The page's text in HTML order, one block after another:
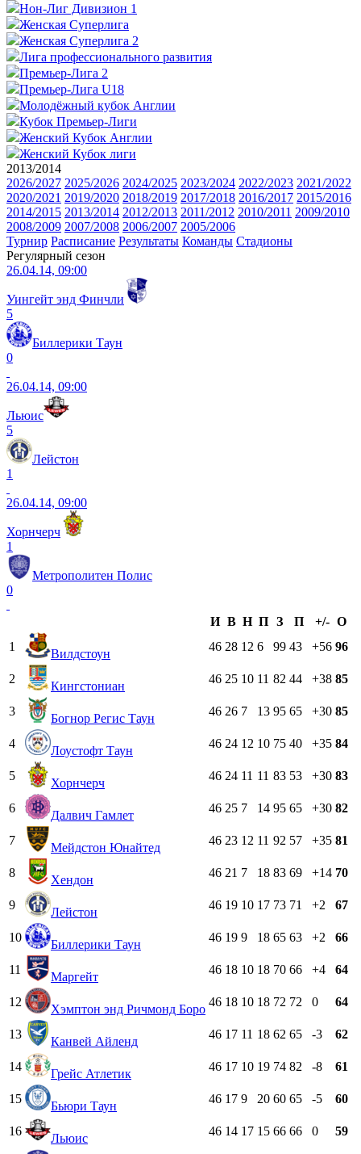
Нон-Лиг Дивизион 1
Женская Суперлига
Женская Суперлига 2
Лига профессионального развития
Премьер-Лига 2
Премьер-Лига U18
Молодёжный кубок Англии
Кубок Премьер-Лиги
Женский Кубок Англии
Женский Кубок лиги
2013/2014
2026/2027 2025/2026 2024/2025 2023/2024 2022/2023 2021/2022
2020/2021 2019/2020 2018/2019 2017/2018 2016/2017 2015/2016
2014/2015 2013/2014 2012/2013 2011/2012 2010/2011 2009/2010
2008/2009 2007/2008 2006/2007 2005/2006
Турнир Расписание Результаты Команды Стадионы
Регулярный сезон
26.04.14, 09:00
Уингейт энд Финчли
5
Биллерики Таун
0
26.04.14, 09:00
Льюис
5
Лейстон
1
26.04.14, 09:00
Хорнчерч
1
Метрополитен Полис
0
И В Н П З П +/- О
1
Вилдстоун
46 28 12 6 99 43 +56 96
2
Кингстониан
46 25 10 11 82 44 +38 85
3
Богнор Регис Таун
46 26 7 13 95 65 +30 85
4
Лоустофт Таун
46 24 12 10 75 40 +35 84
5
Хорнчерч
46 24 11 11 83 53 +30 83
6
Далвич Гамлет
46 25 7 14 95 65 +30 82
7
Мейдстон Юнайтед
46 23 12 11 92 57 +35 81
8
Хендон
46 21 7 18 83 69 +14 70
9
Лейстон
46 19 10 17 73 71 +2 67
10
Биллерики Таун
46 19 9 18 65 63 +2 66
11
Маргейт
46 18 10 18 70 66 +4 64
12
Хэмптон энд Ричмонд Боро
46 18 10 18 72 72 0 64
13
Канвей Айленд
46 17 11 18 62 65 -3 62
14
Грейс Атлетик
46 17 10 19 74 82 -8 61
15
Бьюри Таун
46 17 9 20 60 65 -5 60
16
Льюис
46 14 17 15 66 66 0 59